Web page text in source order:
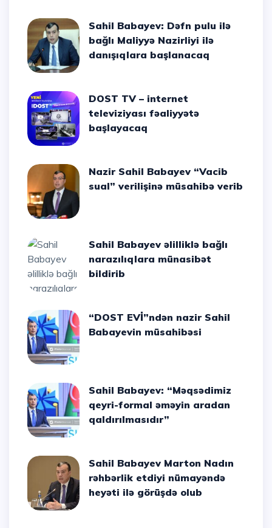
Sahil Babayev: Dəfn pulu ilə
bağlı Maliyyə Nazirliyi ilə
danışıqlara başlanacaq
DOST TV – internet
televiziyası fəaliyyətə
başlayacaq
Nazir Sahil Babayev “Vacib
sual” verilişinə müsahibə verib
Sahil Babayev əlilliklə bağlı
narazılıqlara münasibət
bildirib
“DOST EVİ”ndən nazir Sahil
Babayevin müsahibəsi
Sahil Babayev: “Məqsədimiz
qeyri-formal əməyin aradan
qaldırılmasıdır”
Sahil Babayev Marton Nadın
rəhbərlik etdiyi nümayəndə
heyəti ilə görüşdə olub